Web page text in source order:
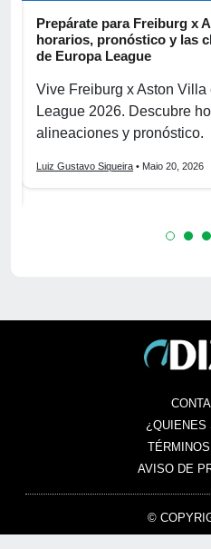
Prepárate para Freiburg x
horarios, pronóstico y las
de Europa League
Vive Freiburg x Aston
League 2026. Descubre
alineaciones y pronóstico.
Luiz Gustavo Siqueira • Maio 20, 2026
¿QUIENES
AVISO DE
©